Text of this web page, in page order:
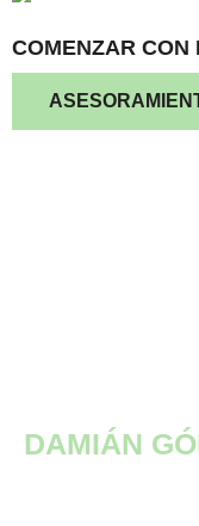
COMENZAR CON
DAMIÁN